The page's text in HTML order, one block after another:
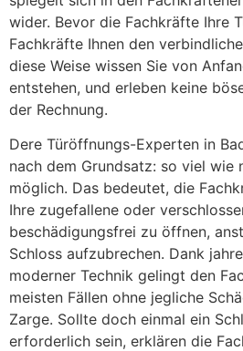
wider. Bevor die Fachkräfte Ihre
Fachkräfte Ihnen den
diese Weise wissen Sie von
entstehen, und erleben keine
der Rechnung.
Dere Türöffnungs-Experten in
nach dem Grundsatz: so viel wie
möglich. Das bedeutet, die
Ihre zugefallene oder
beschädigungsfrei zu öffnen,
Schloss aufzubrechen. Dank
moderner Technik gelingt den
meisten Fällen ohne jegliche
Zarge. Sollte doch einmal ein
erforderlich sein, erklären die